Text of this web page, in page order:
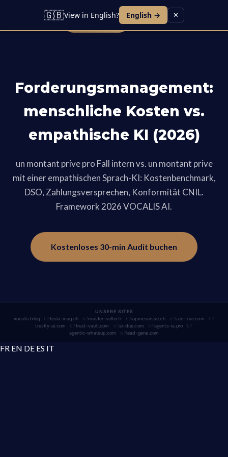
Agent VocalContactBlogCarrières
Demo buchen
Forderungsmanagement:
menschliche Kosten vs.
empathische KI (2026)
un montant prive pro Fall intern vs. un montant prive
mit einer empathischen Sprach-KI: Kostenbenchmark,
DSO, Zahlungsversprechen, Konformität CNIL.
Framework 2026 VOCALIS AI.
Kostenloses 30-min Audit buchen
UNSERE SITES
vocalis.blog
tesla-mag.ch master-seller.fr iapmesuisse.ch
seo-true.com
trustly-ai.com
trust-vault.com ai-due.com
agents-ia.pro
agentic-whatsup.com
lead-gene.com
FR EN DE ES IT
🇬🇧View in English? English → ✕